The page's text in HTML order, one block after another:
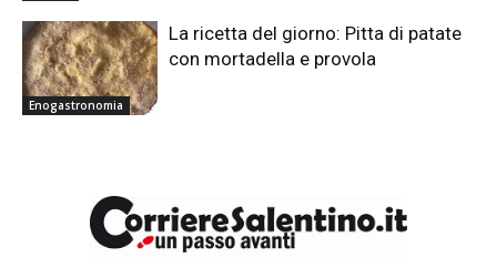
Enogastronomia
La ricetta del giorno: Pitta di patate
con mortadella e provola